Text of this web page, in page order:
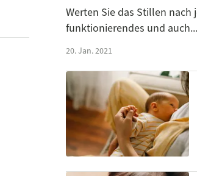
Werten Sie das Stillen nach
funktionierendes und auch...
20. Jan. 2021